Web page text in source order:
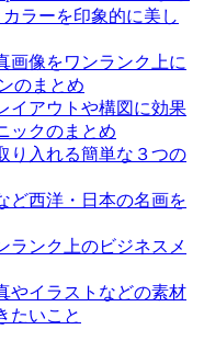
ラーを印象的に美し
画像をワンランク上に
のまとめ
イアウトや構図に効果
ックのまとめ
り入れる簡単な３つの
ど西洋・日本の名画を
ランク上のビジネスメ
やイラストなどの素材
たいこと